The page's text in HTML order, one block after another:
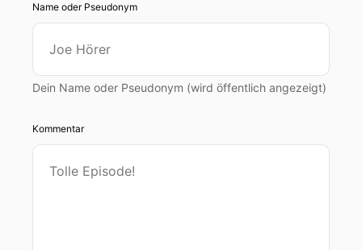
Name oder Pseudonym
Dein Name oder Pseudonym (wird öffentlich angezeigt)
Kommentar